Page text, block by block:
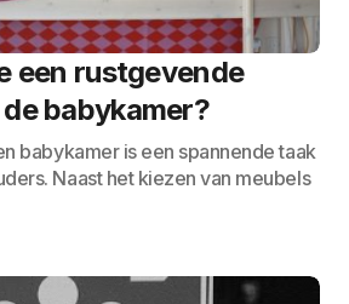
een rustgevende
babykamer?
babykamer is een spannende taak
Naast het kiezen van meubels